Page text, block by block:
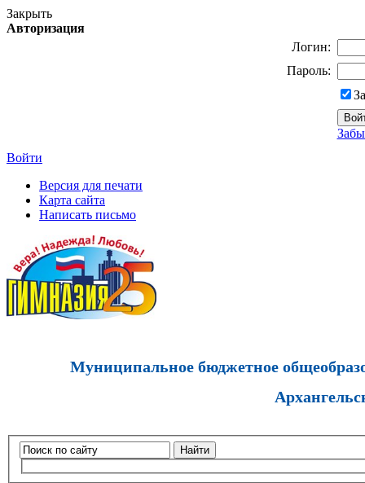
Закрыть
Авторизация
Логин:
Пароль:
Войти
Версия для печати
Карта сайта
Написать письмо
Муниципальное бюджетное
Найти